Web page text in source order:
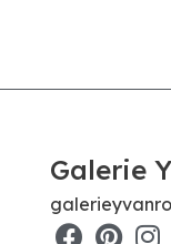
Galerie